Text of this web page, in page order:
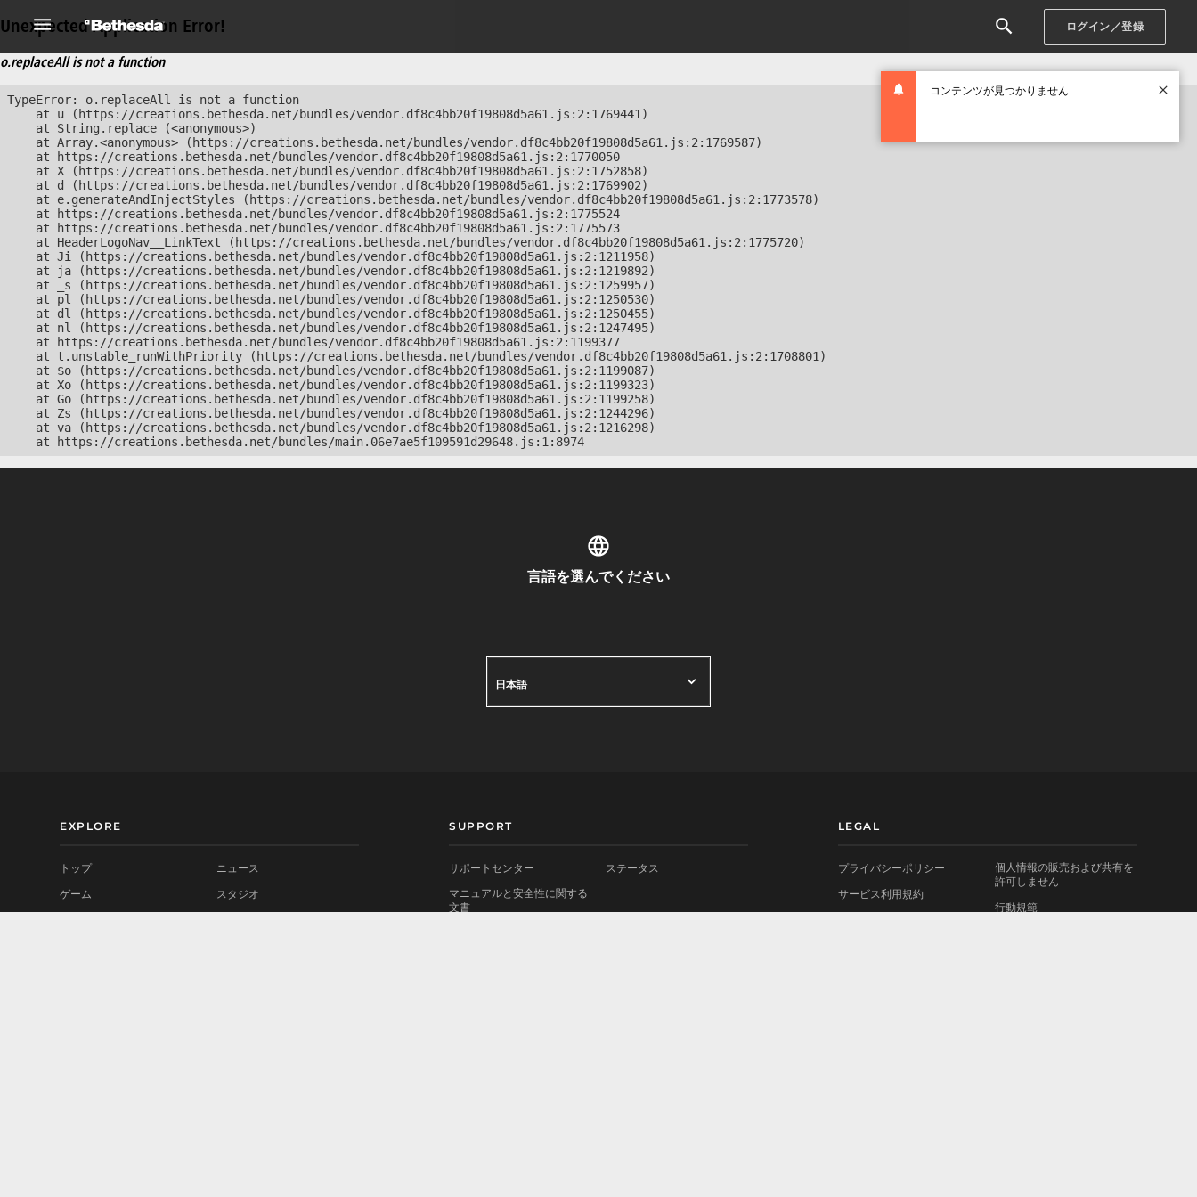
ログイン／登録
コンテンツが見つかりません
Unexpected Application Error!
o.replaceAll is not a function
TypeError: o.replaceAll is not a function
    at u (https://creations.bethesda.net/bundles/vendor.df8c4bb20f19808d5a61.js:2:1769441)
    at String.replace (<anonymous>)
    at Array.<anonymous> (https://creations.bethesda.net/bundles/vendor.df8c4bb20f19808d5a61.js:2:1769587)
    at https://creations.bethesda.net/bundles/vendor.df8c4bb20f19808d5a61.js:2:1770050
    at X (https://creations.bethesda.net/bundles/vendor.df8c4bb20f19808d5a61.js:2:1752858)
    at d (https://creations.bethesda.net/bundles/vendor.df8c4bb20f19808d5a61.js:2:1769902)
    at e.generateAndInjectStyles (https://creations.bethesda.net/bundles/vendor.df8c4bb20f19808d5a61.js:2:1773578)
    at https://creations.bethesda.net/bundles/vendor.df8c4bb20f19808d5a61.js:2:1775524
    at https://creations.bethesda.net/bundles/vendor.df8c4bb20f19808d5a61.js:2:1775573
    at HeaderLogoNav__LinkText (https://creations.bethesda.net/bundles/vendor.df8c4bb20f19808d5a61.js:2:1775720)
    at Ji (https://creations.bethesda.net/bundles/vendor.df8c4bb20f19808d5a61.js:2:1211958)
    at ja (https://creations.bethesda.net/bundles/vendor.df8c4bb20f19808d5a61.js:2:1219892)
    at _s (https://creations.bethesda.net/bundles/vendor.df8c4bb20f19808d5a61.js:2:1259957)
    at pl (https://creations.bethesda.net/bundles/vendor.df8c4bb20f19808d5a61.js:2:1250530)
    at dl (https://creations.bethesda.net/bundles/vendor.df8c4bb20f19808d5a61.js:2:1250455)
    at nl (https://creations.bethesda.net/bundles/vendor.df8c4bb20f19808d5a61.js:2:1247495)
    at https://creations.bethesda.net/bundles/vendor.df8c4bb20f19808d5a61.js:2:1199377
    at t.unstable_runWithPriority (https://creations.bethesda.net/bundles/vendor.df8c4bb20f19808d5a61.js:2:1708801)
    at $o (https://creations.bethesda.net/bundles/vendor.df8c4bb20f19808d5a61.js:2:1199087)
    at Xo (https://creations.bethesda.net/bundles/vendor.df8c4bb20f19808d5a61.js:2:1199323)
    at Go (https://creations.bethesda.net/bundles/vendor.df8c4bb20f19808d5a61.js:2:1199258)
    at Zs (https://creations.bethesda.net/bundles/vendor.df8c4bb20f19808d5a61.js:2:1244296)
    at va (https://creations.bethesda.net/bundles/vendor.df8c4bb20f19808d5a61.js:2:1216298)
    at https://creations.bethesda.net/bundles/main.06e7ae5f109591d29648.js:1:8974
言語を選んでください
日本語
EXPLORE
トップ
ゲーム
ニュース
スタジオ
SUPPORT
サポートセンター
マニュアルと安全性に関する
文書
ステータス
LEGAL
プライバシーポリシー
サービス利用規約
個人情報の販売および共有を
許可しません
行動規範